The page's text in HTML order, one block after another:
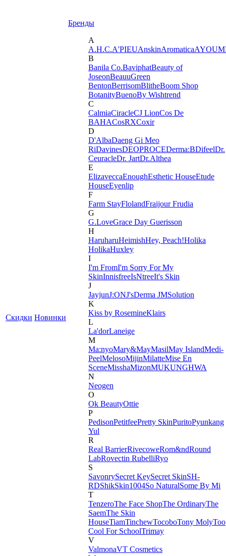
Скидки Новинки
Бренды
A
A.H.C.A'PIEUAnskinAromatica
B
Banila Co.BaviphatBeauty of
JoseonBeauuGreen
BentonBerrisomBlitheBoom Shop
BotanityBuenoBy Wishtrend
C
CalmiaCiracleCJ LionCos De
BAHACosRXCoxir
D
D'AlbaDaeng Gi Meo
RiDavinesDEOPROCEDerma:BDifeelDr.
CeuracleDr. JartDr.Althea
E
ElizaveccaEnoughEsthetic HouseEtude
HouseEyenlip
F
Farm StayFlolandFraijourFrudia
G
G.LoveGrace Day Guerisson
H
HaruharuHeimishHey, Peach!Holika
HolikaHuxley
I
I'm FromI'm Sorry For My
SkinInnisfreeIsNtreeIt's Skin
J
JayjunJ:ONJ'sDerma JMSolution
K
Kiss by RosemineKlairs
L
La'dorLaneige
M
Ma:nyoMary&MayMasilMay IslandMedi-
PeelMelosoMijinMilatteMise En
SceneMisshaMizonMUKUNGHWA
N
Neogen
O
Ok BeautyOttie
P
PedisonPetitfeePretty SkinPuritoPyunkang
Yul
R
Real BarrierRivecoweRom&ndRound
LabRovectin RubelliRyo
S
SavonrySecret KeySecret SkinSH-
RDShikSkin1004So NaturalSome By Mi
T
TenzeroThe Face ShopThe OrdinaryThe
SaemThe Skin
HouseTiamTinchewTocoboTony MolyToo
Cool For SchoolTrimay
V
ValmonaVT Cosmetics